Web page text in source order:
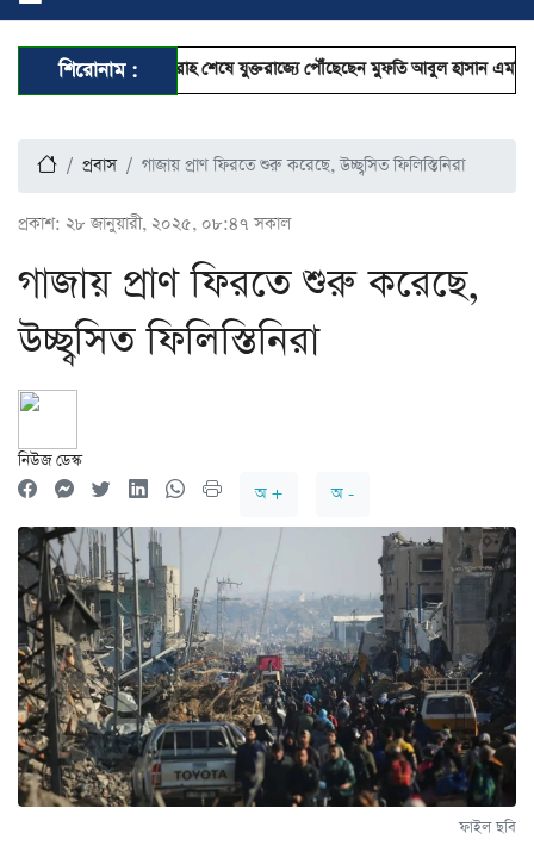
শিরোনাম :
ওমরাহ শেষে যুক্তরাজ্যে পৌঁছেছেন মুফতি আবুল হাসান এমপি হজ
প্রবাস গাজায় প্রাণ ফিরতে শুরু করেছে, উচ্ছ্বসিত ফিলিস্তিনিরা
প্রকাশ: ২৮ জানুয়ারী, ২০২৫, ০৮:৪৭ সকাল
গাজায় প্রাণ ফিরতে শুরু করেছে,
উচ্ছ্বসিত ফিলিস্তিনিরা
নিউজ ডেস্ক
অ +
অ -
ফাইল ছবি